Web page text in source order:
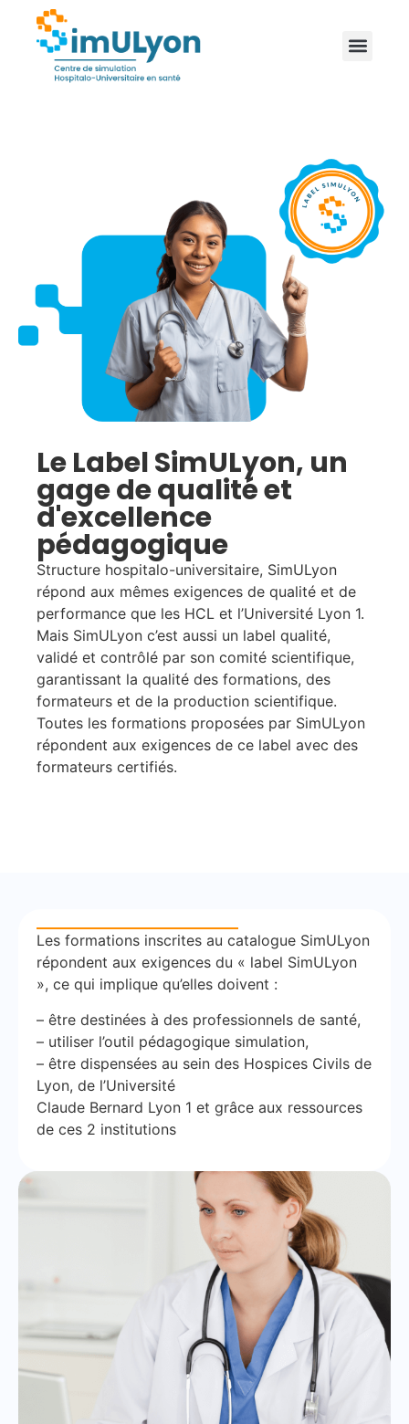
Le Label SimULyon, un
gage de qualité et
d'excellence
pédagogique
Structure hospitalo-universitaire, SimULyon
répond aux mêmes exigences de qualité et de
performance que les HCL et l’Université Lyon 1.
Mais SimULyon c’est aussi un label qualité,
validé et contrôlé par son comité scientifique,
garantissant la qualité des formations, des
formateurs et de la production scientifique.
Toutes les formations proposées par SimULyon
répondent aux exigences de ce label avec des
formateurs certifiés.
Les formations inscrites au catalogue SimULyon
répondent aux exigences du « label SimULyon
», ce qui implique qu’elles doivent :
– être destinées à des professionnels de santé,
– utiliser l’outil pédagogique simulation,
– être dispensées au sein des Hospices Civils de
Lyon, de l’Université
Claude Bernard Lyon 1 et grâce aux ressources
de ces 2 institutions